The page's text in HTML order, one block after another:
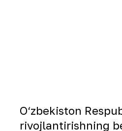
O‘zbekiston
rivojlantirishning